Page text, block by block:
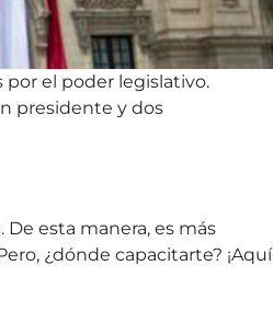
por el poder legislativo.
presidente y dos
esta manera, es más
¿dónde capacitarte? ¡Aquí